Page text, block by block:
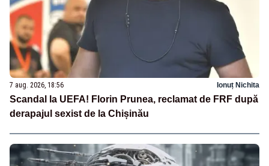
7 aug. 2026, 18:56 Ionuț Nichita
Scandal la UEFA! Florin Prunea, reclamat de FRF după
derapajul sexist de la Chișinău